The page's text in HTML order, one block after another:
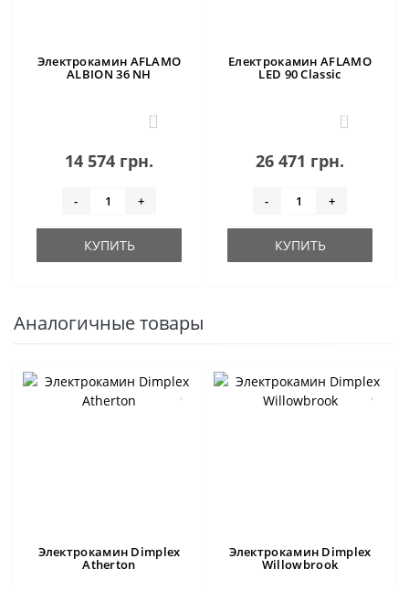
Электрокамин AFLAMO
ALBION 36 NH
0
14 574 грн.
- +
КУПИТЬ
Електрокамин AFLAMO
LED 90 Classic
0
26 471 грн.
- +
КУПИТЬ
Аналогичные товары
Электрокамин Dimplex
Atherton
Электрокамин Dimplex
Willowbrook